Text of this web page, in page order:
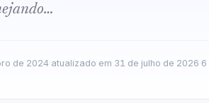
de 2024 atualizado em 31 de julho de 2026 6